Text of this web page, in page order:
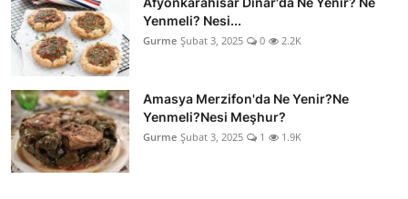
Yenmeli? Nesi...
Gurme Şubat 3, 2025 0 2.2K
Amasya Merzifon'da Ne Yenir?Ne
Yenmeli?Nesi Meşhur?
Gurme Şubat 3, 2025 1 1.9K